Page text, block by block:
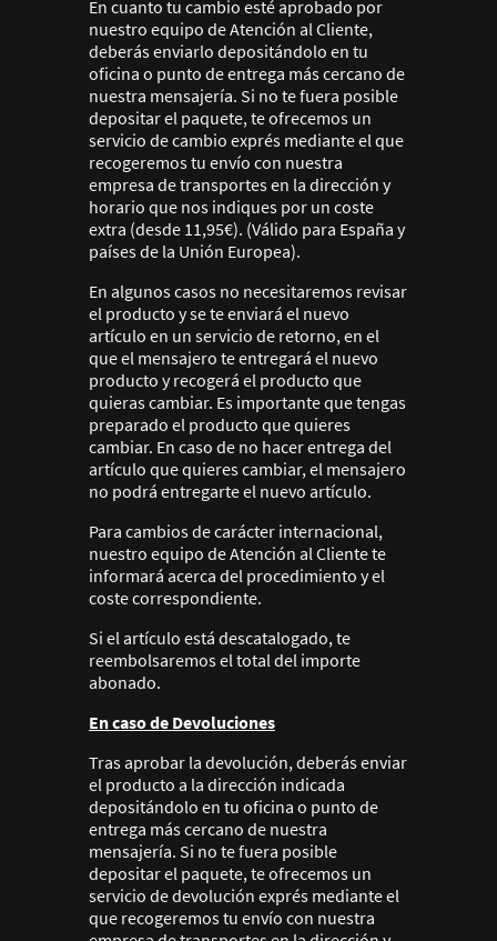
En cuanto tu cambio esté aprobado por
nuestro equipo de Atención al Cliente,
deberás enviarlo depositándolo en tu
oficina o punto de entrega más cercano de
nuestra mensajería. Si no te fuera posible
depositar el paquete, te ofrecemos un
servicio de cambio exprés mediante el que
recogeremos tu envío con nuestra
empresa de transportes en la dirección y
horario que nos indiques por un coste
extra (desde 11,95€). (Válido para España y
países de la Unión Europea).
En algunos casos no necesitaremos revisar
el producto y se te enviará el nuevo
artículo en un servicio de retorno, en el
que el mensajero te entregará el nuevo
producto y recogerá el producto que
quieras cambiar. Es importante que tengas
preparado el producto que quieres
cambiar. En caso de no hacer entrega del
artículo que quieres cambiar, el mensajero
no podrá entregarte el nuevo artículo.
Para cambios de carácter internacional,
nuestro equipo de Atención al Cliente te
informará acerca del procedimiento y el
coste correspondiente.
Si el artículo está descatalogado, te
reembolsaremos el total del importe
abonado.
En caso de Devoluciones
Tras aprobar la devolución, deberás enviar
el producto a la dirección indicada
depositándolo en tu oficina o punto de
entrega más cercano de nuestra
mensajería. Si no te fuera posible
depositar el paquete, te ofrecemos un
servicio de devolución exprés mediante el
que recogeremos tu envío con nuestra